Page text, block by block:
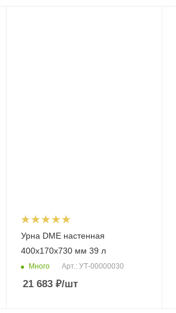
Урна DME настенная
400х170х730 мм 39 л
Много Арт.: УТ-00000030
21 683₽/шт